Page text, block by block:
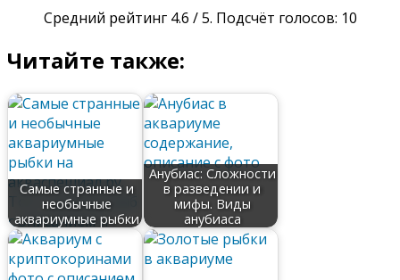
Средний рейтинг 4.6 / 5. Подсчёт голосов: 10
Читайте также:
Самые странные и
необычные
аквариумные рыбки
Анубиас: Сложности
в разведении и
мифы. Виды
анубиаса